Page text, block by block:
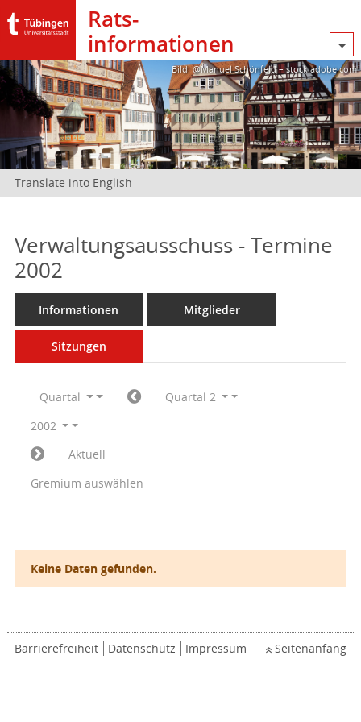
Rats­
informationen
Bild: @Manuel Schönfeld – stock.adobe.com
Translate into English
Verwaltungsausschuss - Termine
2002
Informationen Mitglieder
Sitzungen
Quartal
Quartal 2
2002
Aktuell
Gremium auswählen
Keine Daten gefunden.
Barrierefreiheit Datenschutz Impressum Seitenanfang